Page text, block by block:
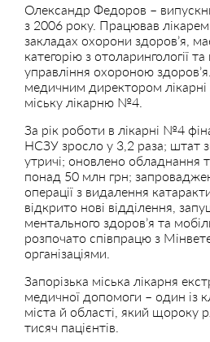
Олександр Федоров –
з 2006 року. Працював лікарем
закладах охорони здоров’я,
категорію з отоларингології та
управління охороною
медичним директором
міську лікарню №4.
За рік роботи в лікарні №4
НСЗУ зросло у 3,2 раза; штат
утричі; оновлено обладнання
понад 50 млн грн;
операції з видалення
відкрито нові відділення,
ментального здоров’я та
розпочато співпрацю з
організаціями.
Запорізька міська лікарня
медичної допомоги – один із
міста й області, який щороку
тисяч пацієнтів.